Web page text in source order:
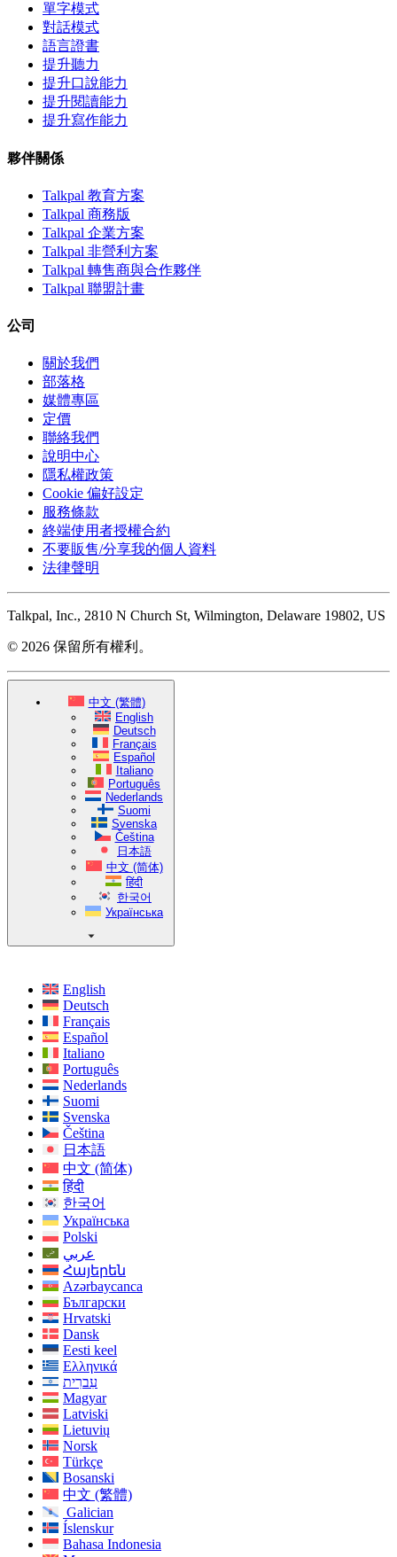
單字模式
對話模式
語言證書
提升聽力
提升口說能力
提升閱讀能力
提升寫作能力
夥伴關係
Talkpal 教育方案
Talkpal 商務版
Talkpal 企業方案
Talkpal 非營利方案
Talkpal 轉售商與合作夥伴
Talkpal 聯盟計畫
公司
關於我們
部落格
媒體專區
定價
聯絡我們
說明中心
隱私權政策
Cookie 偏好設定
服務條款
終端使用者授權合約
不要販售/分享我的個人資料
法律聲明
Talkpal, Inc., 2810 N Church St, Wilmington, Delaware 19802, US
© 2026 保留所有權利。
中文 (繁體)
English
Deutsch
Français
Español
Italiano
Português
Nederlands
Suomi
Svenska
Čeština
日本語
中文 (简体)
हिंदी
한국어
Українська
English
Deutsch
Français
Español
Italiano
Português
Nederlands
Suomi
Svenska
Čeština
日本語
中文 (简体)
हिंदी
한국어
Українська
Polski
عربي
Հայերեն
Azərbaycanca
Български
Hrvatski
Dansk
Eesti keel
Ελληνικά
עִברִית
Magyar
Latviski
Lietuvių
Norsk
Türkçe
Bosanski
中文 (繁體)
Galician
Íslenskur
Bahasa Indonesia